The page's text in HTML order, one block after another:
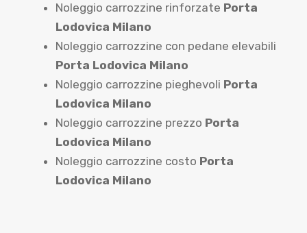
Noleggio carrozzine rinforzate Porta
Lodovica Milano
Noleggio carrozzine con pedane elevabili
Porta Lodovica Milano
Noleggio carrozzine pieghevoli Porta
Lodovica Milano
Noleggio carrozzine prezzo Porta
Lodovica Milano
Noleggio carrozzine costo Porta
Lodovica Milano